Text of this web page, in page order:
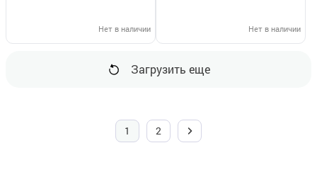
Нет в наличии Нет в наличии
Загрузить еще
1 2